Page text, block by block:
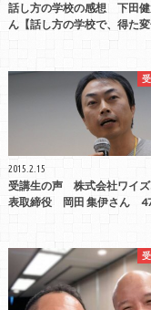
話し方の学校の感想 下田健
ん【話し方の学校で、得た変
2015.2.15
受講生の声 株式会社ワイズ
表取締役 岡田 集伊さん